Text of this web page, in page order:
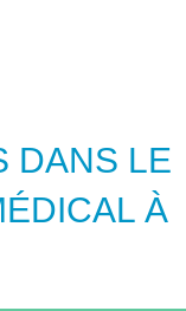
DANS LE
À